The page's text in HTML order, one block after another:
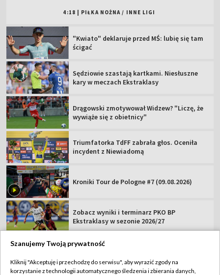
4:18 PIŁKA NOŻNA / INNE LIGI
"Kwiato" deklaruje przed MŚ: lubię się tam
ścigać
Sędziowie szastają kartkami. Niesłuszne
kary w meczach Ekstraklasy
Drągowski zmotywował Widzew? "Liczę, że
wywiąże się z obietnicy"
Triumfatorka TdFF zabrała głos. Oceniła
incydent z Niewiadomą
Kroniki Tour de Pologne #7 (09.08.2026)
Zobacz wyniki i terminarz PKO BP
Ekstraklasy w sezonie 2026/27
Szanujemy Twoją prywatność
Kliknij "Akceptuję i przechodzę do serwisu", aby wyrazić zgody na
korzystanie z technologii automatycznego śledzenia i zbierania danych,